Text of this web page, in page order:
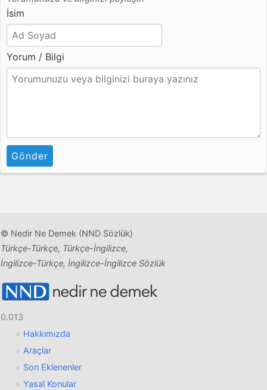
İsim
Yorum / Bilgi
Gönder
© Nedir Ne Demek (NND Sözlük)
Türkçe-Türkçe, Türkçe-İngilizce,
İngilizce-Türkçe, İngilizce-İngilizce Sözlük
0.013
Hakkımızda
Araçlar
Son Eklenenler
Yasal Konular